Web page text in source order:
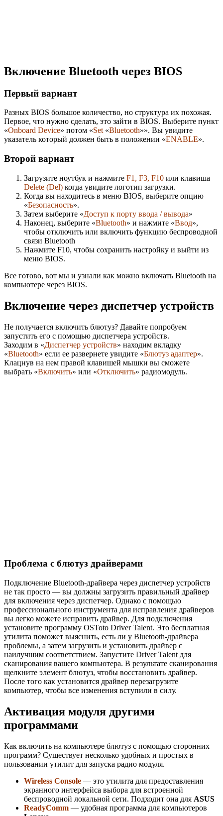
Включение Bluetooth через BIOS
Первый вариант
Разных BIOS большое количество, но структура их похожая.
Первое, что нужно сделать, это зайти в BIOS. Выберите пункт
«Onboard Device» потом «Set«Bluetooth»». Вы увидите
указатель который должен быть в положении «ENABLE».
Второй вариант
Загрузите ноутбук и нажмите F1, F3, F10 или клавиша
Delete (Del) когда увидите логотип загрузки.
Когда вы находитесь в меню BIOS, выберите опцию
«Безопасность».
Затем выберите «Доступ к порту ввода / вывода»
Наконец, выберите «Bluetooth» и нажмите «Ввод»,
чтобы отключить или включить функцию беспроводной
связи Bluetooth
Нажмите F10, чтобы сохранить настройку и выйти из
меню BIOS.
Все готово, вот мы и узнали как можно включать Bluetooth на
компьютере через BIOS.
Включение через диспетчер устройств
Не получается включить блютуз? Давайте попробуем
запустить его с помощью диспетчера устройств.
Заходим в «Диспетчер устройств» находим вкладку
«Bluetooth» если ее развернете увидите «Блютуз адаптер».
Клацнув на нем правой клавишей мышки вы сможете
выбрать «Включить» или «Отключить» радиомодуль.
Проблема с блютуз драйверами
Подключение Bluetooth-драйвера через диспетчер устройств
не так просто — вы должны загрузить правильный драйвер
для включения через диспетчер. Однако с помощью
профессионального инструмента для исправления драйверов
вы легко можете исправить драйвер. Для подключения
установите программу OSToto Driver Talent. Это бесплатная
утилита поможет выяснить, есть ли у Bluetooth-драйвера
проблемы, а затем загрузить и установить драйвер с
наилучшим соответствием. Запустите Driver Talent для
сканирования вашего компьютера. В результате сканирования
щелкните элемент блютуз, чтобы восстановить драйвер.
После того как установится драйвер перезагрузите
компьютер, чтобы все изменения вступили в силу.
Активация модуля другими
программами
Как включить на компьютере блютуз с помощью сторонних
программ? Существует несколько удобных и простых в
пользовании утилит для запуска радио модуля.
Wireless Console — это утилита для предоставления
экранного интерфейса выбора для встроенной
беспроводной локальной сети. Подходит она для ASUS
ReadyComm — удобная программа для компьютеров